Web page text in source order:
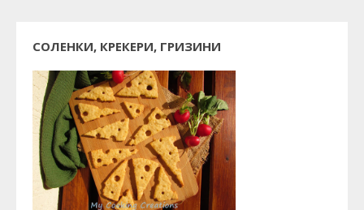
СОЛЕНКИ, КРЕКЕРИ, ГРИЗИНИ